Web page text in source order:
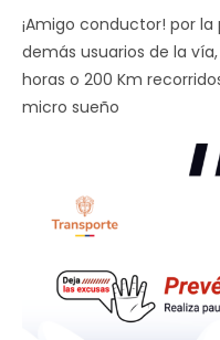
¡Amigo conductor! por
demás usuarios de la
horas o 200 Km
micro sueño